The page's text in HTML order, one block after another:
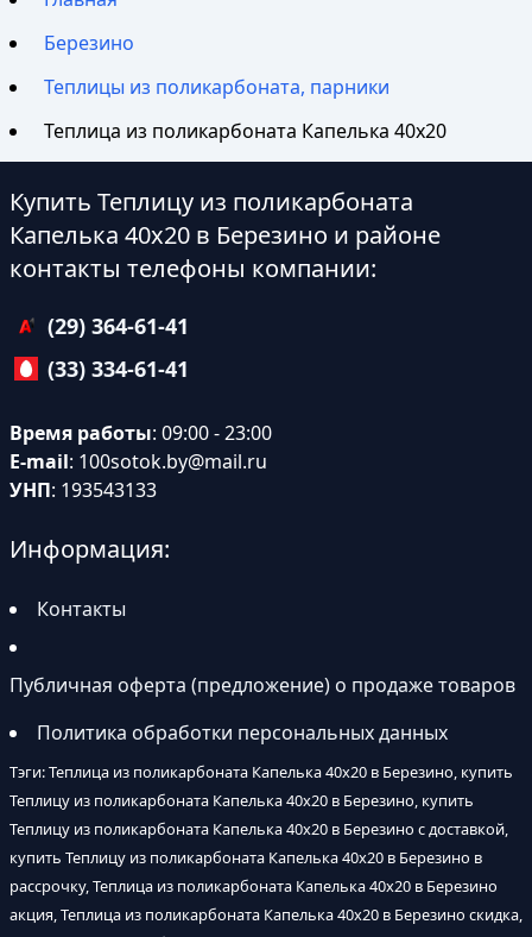
Березино
Теплицы из поликарбоната, парники
Теплица из поликарбоната Капелька 40х20
Купить Теплицу из поликарбоната
Капелька 40х20 в Березино и районе
контакты телефоны компании:
(29) 364-61-41
(33) 334-61-41
Время работы: 09:00 - 23:00
E-mail: 100sotok.by@mail.ru
УНП: 193543133
Информация:
Контакты
Публичная оферта (предложение) о продаже товаров
Политика обработки персональных данных
Тэги: Теплица из поликарбоната Капелька 40х20 в Березино, купить
Теплицу из поликарбоната Капелька 40х20 в Березино, купить
Теплицу из поликарбоната Капелька 40х20 в Березино с доставкой,
купить Теплицу из поликарбоната Капелька 40х20 в Березино в
рассрочку, Теплица из поликарбоната Капелька 40х20 в Березино
акция, Теплица из поликарбоната Капелька 40х20 в Березино скидка,